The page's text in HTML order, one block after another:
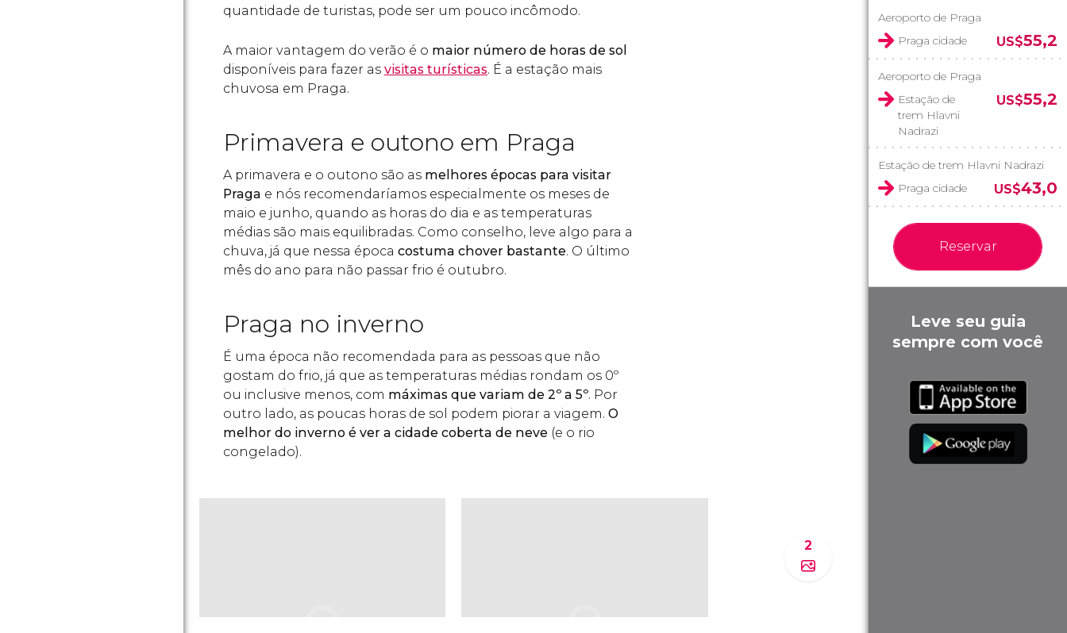
quantidade de turistas, pode ser um pouco incômodo.
A maior vantagem do verão é o maior número de horas de sol
disponíveis para fazer as visitas turísticas. É a estação mais
chuvosa em Praga.
Primavera e outono em Praga
A primavera e o outono são as melhores épocas para visitar
Praga e nós recomendaríamos especialmente os meses de
maio e junho, quando as horas do dia e as temperaturas
médias são mais equilibradas. Como conselho, leve algo para a
chuva, já que nessa época costuma chover bastante. O último
mês do ano para não passar frio é outubro.
Praga no inverno
É uma época não recomendada para as pessoas que não
gostam do frio, já que as temperaturas médias rondam os 0º
ou inclusive menos, com máximas que variam de 2º a 5º. Por
outro lado, as poucas horas de sol podem piorar a viagem. O
melhor do inverno é ver a cidade coberta de neve (e o rio
congelado).
2
Aeroporto de Praga
Praga cidade
US$55,2
Aeroporto de Praga
Estação de
trem Hlavni
Nadrazi
US$55,2
Estação de trem Hlavni Nadrazi
Praga cidade
US$43,0
Reservar
Leve seu guia
sempre com você